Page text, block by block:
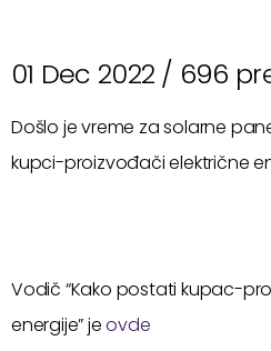
01 Dec 2022 / 696
Došlo je vreme za solarne
kupci-proizvođači električne
Vodič “Kako postati kupac-
energije” jeovde